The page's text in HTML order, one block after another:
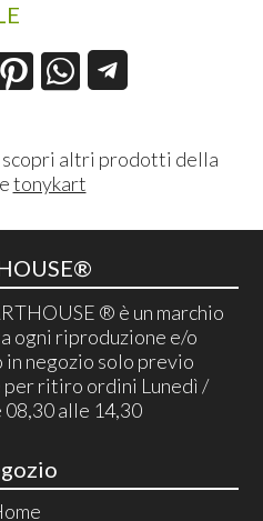
scopri altri prodotti della
tonykart
® è un marchio
ogni riproduzione e/o
in negozio solo previo
per ritiro ordini Lunedì /
alle 14,30